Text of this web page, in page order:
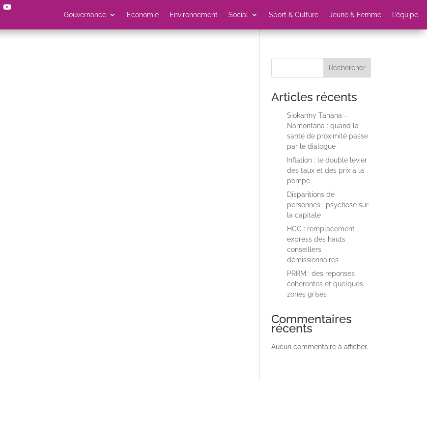
Gouvernance Economie Environnement Social Sport & Culture Jeune & Femme L’équipe
Rechercher
Articles récents
Siokan’ny Tanàna –
Namontana : quand la
santé de proximité passe
par le dialogue
Inflation : le double levier
des taux et des prix à la
pompe
Disparitions de
personnes : psychose sur
la capitale
HCC : remplacement
express des hauts
conseillers
démissionnaires
PRRM : des réponses
cohérentes et quelques
zones grises
Commentaires
récents
Aucun commentaire à afficher.